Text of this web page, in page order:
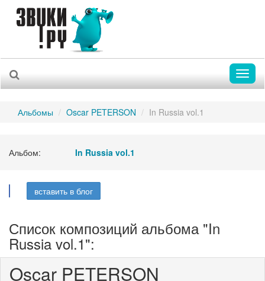
Альбомы Oscar PETERSON In Russia vol.1
Альбом: In Russia vol.1
вставить в блог
Список композиций альбома "In
Russia vol.1":
Oscar PETERSON